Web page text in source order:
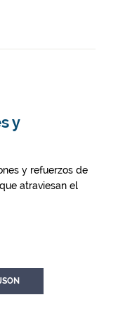
y
y refuerzos de
atraviesan el